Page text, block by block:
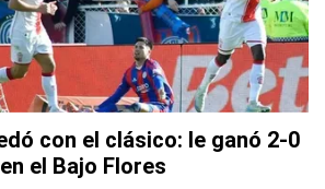
con el clásico: le ganó 2-0
el Bajo Flores